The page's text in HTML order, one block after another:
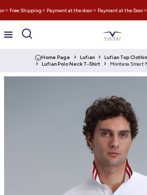
✧ Free Shipping✧ Payment at the door✧ Payment at the Door✧
Home Page Lufian Lufian Top
Lufian Polo Neck T-Shirt
Montana Smart